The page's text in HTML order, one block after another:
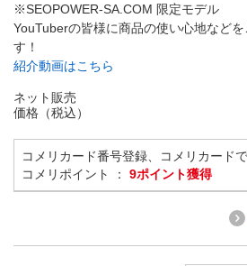
※SEOPOWER-SA.COM 限定モデル
YouTuberの皆様に商品の使い心地など
す！
紹介動画はこちら
ネット販売
価格（税込）
コメリカード番号登録、コメリカード
コメリポイント ： 9ポイント獲得